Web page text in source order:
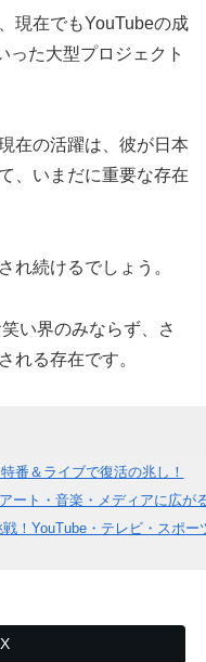
現在でもYouTubeの成
った大型プロジェクト
在の活躍は、彼が日本
、いまだに重要な存在
れ続けるでしょう。
い界のみならず、さ
れる存在です。
番＆ライブで復活の兆し！
ート・音楽・メディアに広が
！YouTube・テレビ・スポー
X